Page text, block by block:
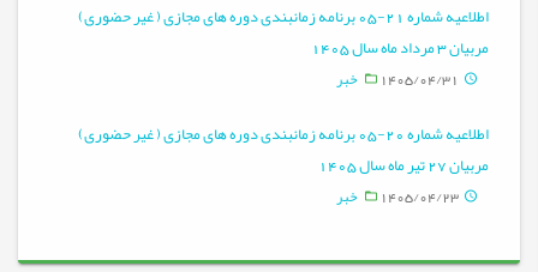
اطلاعیه شماره 21-05 برنامه زمانبندی دوره های مجازی ( غیر حضوری)
مربیان 3 مرداد ماه سال 1405
1405/04/31 خبر
اطلاعیه شماره 20-05 برنامه زمانبندی دوره های مجازی ( غیر حضوری)
مربیان 27 تیر ماه سال 1405
1405/04/23 خبر